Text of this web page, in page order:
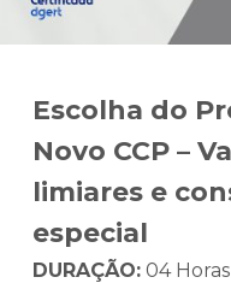
Escolha do
Novo CCP –
limiares e
especial
DURAÇÃO:04 Horas